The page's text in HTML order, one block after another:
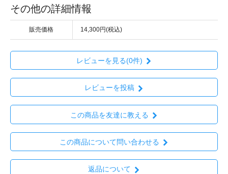
その他の詳細情報
販売価格 14,300円(税込)
レビューを見る(0件)
レビューを投稿
この商品を友達に教える
この商品について問い合わせる
返品について